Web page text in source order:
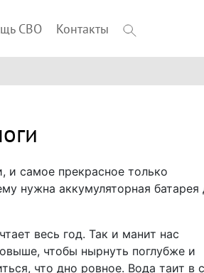
СВО Контакты
и самое прекрасное только
нужна аккумуляторная батарея
весь год. Так и манит нас
чтобы нырнуть поглубже и
что дно ровное. Вода таит в